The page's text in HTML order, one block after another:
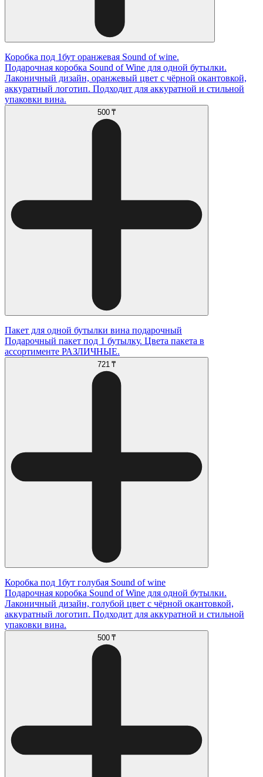
Коробка под 1бут оранжевая Sound of wine.
Подарочная коробка Sound of Wine для одной бутылки.
Лаконичный дизайн, оранжевый цвет с чёрной окантовкой,
аккуратный логотип. Подходит для аккуратной и стильной
упаковки вина.
500 ₸
Пакет для одной бутылки вина подарочный
Подарочный пакет под 1 бутылку. Цвета пакета в
ассортименте РАЗЛИЧНЫЕ.
721 ₸
Коробка под 1бут голубая Sound of wine
Подарочная коробка Sound of Wine для одной бутылки.
Лаконичный дизайн, голубой цвет с чёрной окантовкой,
аккуратный логотип. Подходит для аккуратной и стильной
упаковки вина.
500 ₸